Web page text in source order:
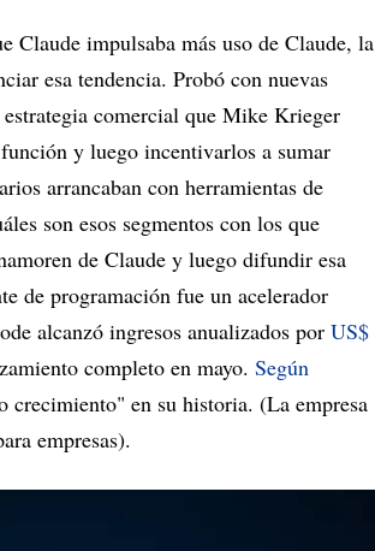
Claude impulsaba más uso de Claude, la
esa tendencia. Probó con nuevas
comercial que Mike Krieger
y luego incentivarlos a sumar
arrancaban con herramientas de
son esos segmentos con los que
de Claude y luego difundir esa
de programación fue un acelerador
alcanzó ingresos anualizados por US$
completo en mayo. Según
crecimiento" en su historia. (La empresa
empresas).